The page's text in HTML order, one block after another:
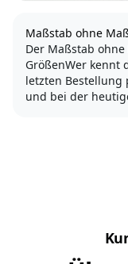
Maßstab ohne
Der Maßstab
GrößenWer kennt
letzten Bestellung
und bei der